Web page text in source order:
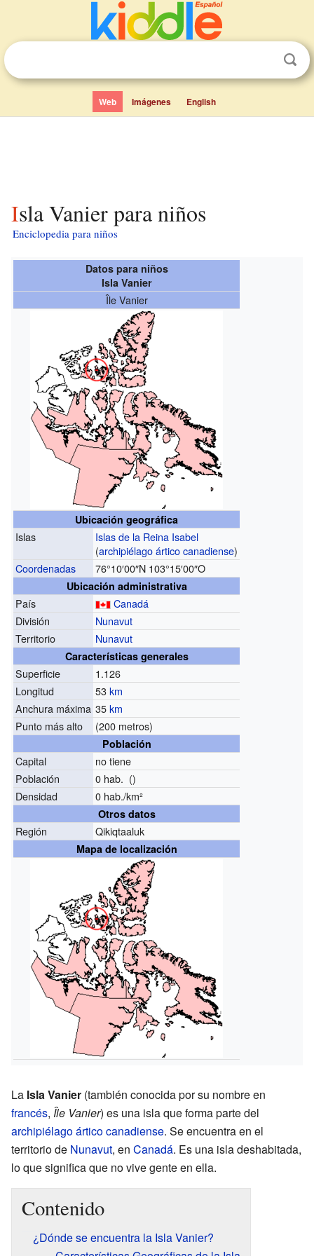
Web Imágenes English
Isla Vanier para niños
Enciclopedia para niños
Datos para niños
Isla Vanier
Île Vanier
Ubicación geográfica
Islas
Islas de la Reina Isabel
(archipiélago ártico canadiense)
Coordenadas
76°10′00″N 103°15′00″O
Ubicación administrativa
País
Canadá
División
Nunavut
Territorio
Nunavut
Características generales
Superficie
1.126
Longitud
53km
Anchura máxima 35km
Punto más alto
(200 metros)
Población
Capital
no tiene
Población
0 hab. ()
Densidad
0 hab./km²
Otros datos
Región Qikiqtaaluk
Mapa de localización
La Isla Vanier (también conocida por su nombre en
francés, Île Vanier) es una isla que forma parte del
archipiélago ártico canadiense. Se encuentra en el
territorio de Nunavut, en Canadá. Es una isla deshabitada,
lo que significa que no vive gente en ella.
Contenido
¿Dónde se encuentra la Isla Vanier?